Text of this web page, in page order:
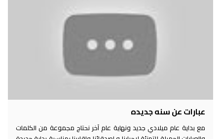
عبارات عن سنه جديده
مع بداية عام ميلادي جديد ونهاية عام آخر نحتاج مجموعة من الكلمات